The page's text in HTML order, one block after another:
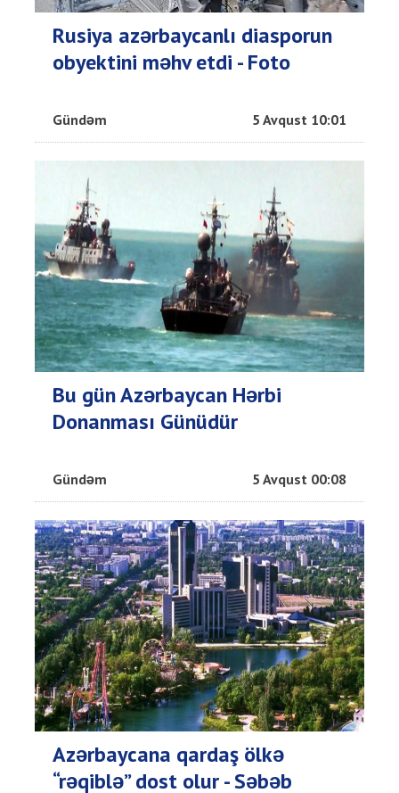
Rusiya azərbaycanlı diasporun
obyektini məhv etdi - Foto
Gündəm 5 Avqust 10:01
Bu gün Azərbaycan Hərbi
Donanması Günüdür
Gündəm 5 Avqust 00:08
Azərbaycana qardaş ölkə
“rəqiblə” dost olur - Səbəb